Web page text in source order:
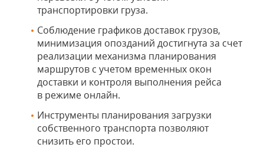
транспортировки груза.
Соблюдение графиков доставок грузов,
минимизация опозданий достигнута за счет
реализации механизма планирования
маршрутов с учетом временных окон
доставки и контроля выполнения рейса
в режиме онлайн.
Инструменты планирования загрузки
собственного транспорта позволяют
снизить его простои.